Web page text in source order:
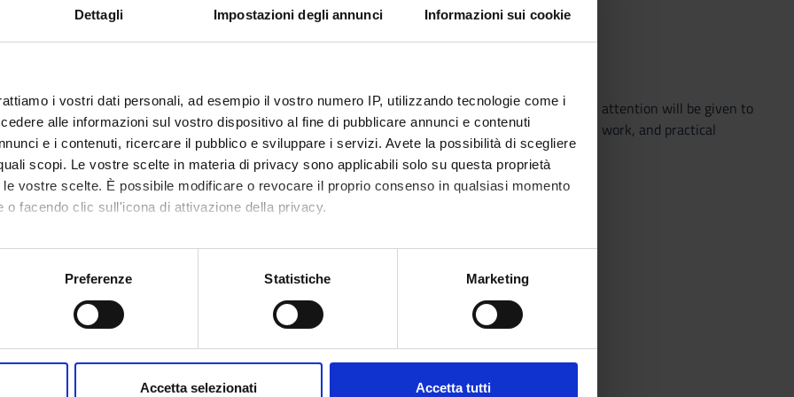
Dettagli Impostazioni degli annunci Informazioni sui cookie
i vostri dati personali, ad esempio il vostro numero IP, utilizzando tecnologie come i
alle informazioni sul vostro dispositivo al fine di pubblicare annunci e contenuti
e i contenuti, ricercare il pubblico e sviluppare i servizi. Avete la possibilità di scegliere
scopi. Le vostre scelte in materia di privacy sono applicabili solo su questa proprietà
vostre scelte. È possibile modificare o revocare il proprio consenso in qualsiasi momento
o facendo clic sull'icona di attivazione della privacy.
anche:
sulla tua posizione geografica, con un'approssimazione di qualche metro,
in qualsiasi momento dalla Dichiarazione sui cookie.
Preferenze Statistiche Marketing
Accetta selezionati Accetta tutti
1^ SEMESTRE, FISIO VR 1^ anno - 2^semestre
improve their ability to understand and produce ¬both written and oral scientific texts. Particular attention will be given to
phonological and pragmatic aspects of scientific English. Lectures will include text analysis, lexical work, and practical
activities , therefore students’ participation is strongly recommended.
of the English Language
Personnel and Places
examinations
articles and abstracts: analysis and practice.